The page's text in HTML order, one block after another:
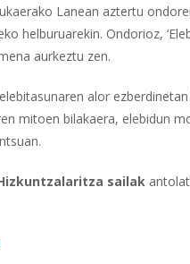
Lanean aztertu
helburuarekin. Ondorioz,
aurkeztu zen.
alor
mitoen bilakaera, elebidun
sailak